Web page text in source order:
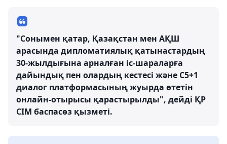
"Сонымен қатар, Қазақстан мен АҚШ
арасында дипломатиялық қатынастардың
30-жылдығына арналған іс-шараларға
дайындық пен олардың кестесі және С5+1
диалог платформасының жуырда өтетін
онлайн-отырысы қарастырылды", дейді ҚР
СІМ баспасөз қызметі.